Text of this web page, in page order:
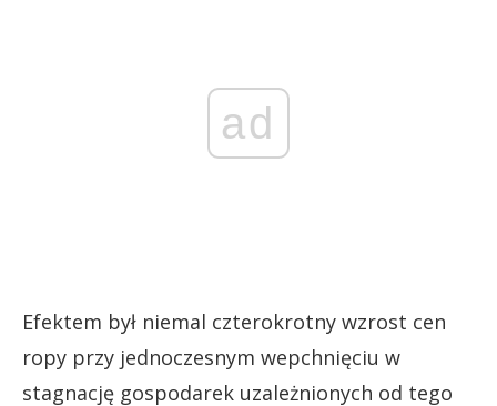
ad
Efektem był niemal czterokrotny wzrost cen
ropy przy jednoczesnym wepchnięciu w
stagnację gospodarek uzależnionych od tego